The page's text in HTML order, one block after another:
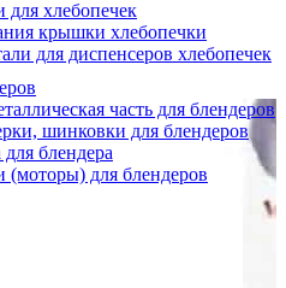
для хлебопечек
крышки хлебопечки
для диспенсеров хлебопечек
часть для блендеров
шинковки для блендеров
блендера
(моторы) для блендеров